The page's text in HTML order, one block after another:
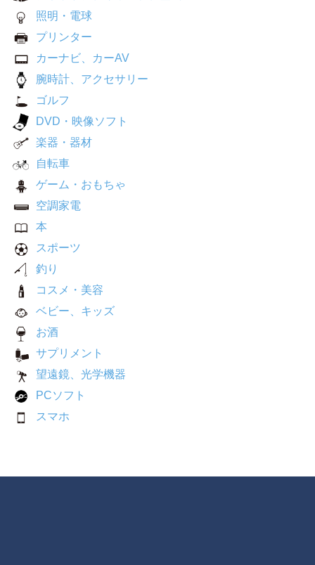
照明・電球
プリンター
カーナビ、カーAV
腕時計、アクセサリー
ゴルフ
DVD・映像ソフト
楽器・器材
自転車
ゲーム・おもちゃ
空調家電
本
スポーツ
釣り
コスメ・美容
ベビー、キッズ
お酒
サプリメント
望遠鏡、光学機器
PCソフト
スマホ